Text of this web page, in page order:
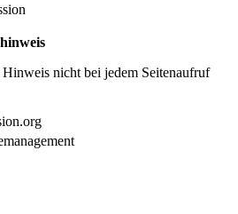
nicht bei jedem Seitenaufruf